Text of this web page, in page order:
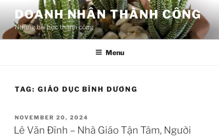
content
DOANH NHÂN THÀNH CÔNG
Những bài học thành công
Menu
TAG: GIÁO DỤC BÌNH DƯƠNG
POSTED
ON
NOVEMBER 20, 2024
Lê Văn Đĩnh – Nhà Giáo Tận Tâm, Người